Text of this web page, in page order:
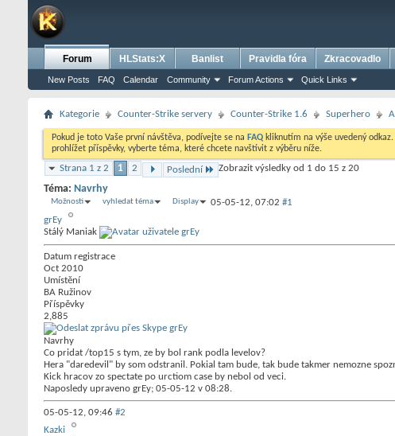
Forum
New Posts FAQ Calendar Community Forum Actions Quick Links
HLStats:X Banlist Pravidla fóra Zkracovadlo
Kategorie Counter-Strike servery Counter-Strike 1.6 Superhero
Pokud je toto Vaše první návštěva, podívejte se na FAQ kliknutím na výše uvedený
prohlížet příspěvky, vyberte téma, které chcete navštívit z výběru níže.
Strana 1 z 2 1 2 Poslední Zobrazit výsledky od 1 do 15 z 20
Téma: Navrhy
Možnosti vyhledat téma Display 05-05-12, 07:02 #1
grEy
Stálý Maniak
Datum registrace
Oct 2010
Umístění
BA Ružinov
Příspěvky
2,885
Navrhy
Co pridat /top15 s tym, ze by bol rank podla levelov?
Hera "daredevil" by som odstranil. Pokial tam bude, tak bude takmer nemozne
Kick hracov zo spectate po urctiom case by nebol od veci.
Naposledy upraveno grEy; 05-05-12 v 08:28.
05-05-12, 09:46 #2
Kazki